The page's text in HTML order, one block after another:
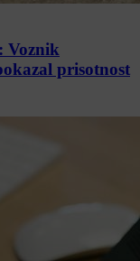
Voznik
prisotnost